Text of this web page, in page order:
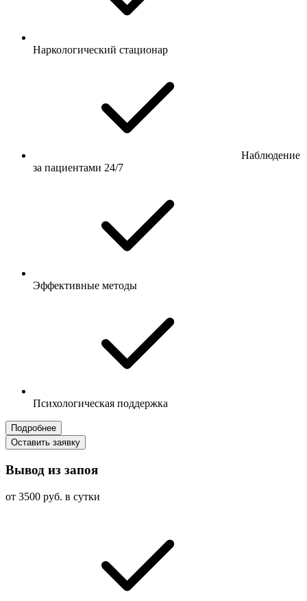
Наркологический стационар
Наблюдение
за пациентами 24/7
Эффективные методы
Психологическая поддержка
Подробнее
Оставить заявку
Вывод из запоя
от 3500 руб. в сутки